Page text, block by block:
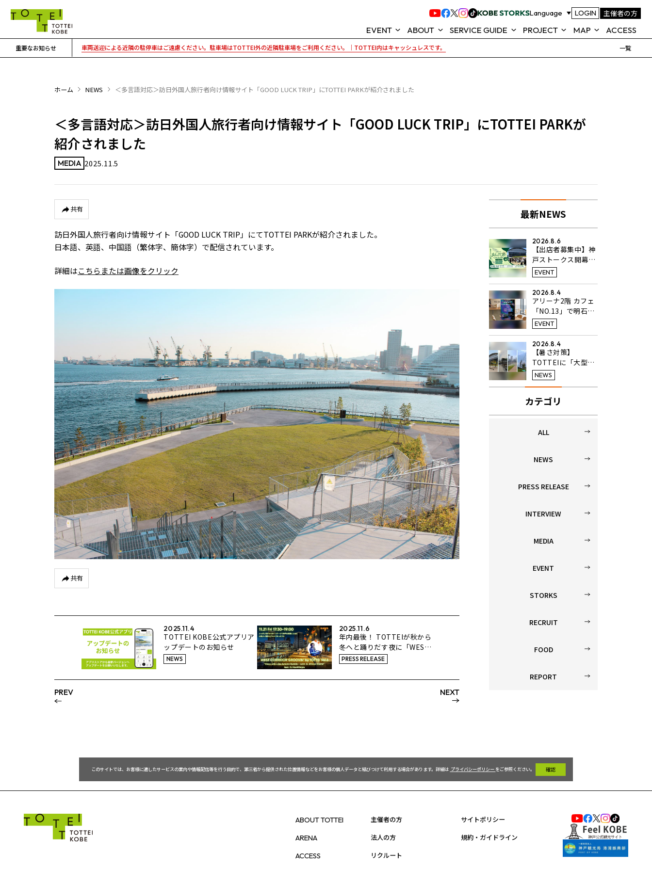
Language LOGIN 主催者の方
EVENT ABOUT
TOTTEI PARK
SERVICE GUIDE
TOTTEI 来場ガイド
PROJECT MAP ACCESS
重要なお知らせ 車両送迎による近隣の駐停車はご遠慮ください。駐車場はTOTTEI外の近隣駐車場をご利用ください。｜TOTTEI内はキャッシュレスです。 一覧
ホーム NEWS ＜多言語対応＞訪日外国人旅行者向け情報サイト「GOOD LUCK TRIP」にTOTTEI PARKが紹介されました
＜多言語対応＞訪日外国人旅行者向け情報サイト「GOOD LUCK TRIP」にTOTTEI PARKが
紹介されました
MEDIA 2025.11.5
共有
訪日外国人旅行者向け情報サイト「GOOD LUCK TRIP」にてTOTTEI PARKが紹介されました。
日本語、英語、中国語（繁体字、簡体字）で配信されています。
詳細はこちらまたは画像をクリック
共有
2025.11.4
TOTTEI KOBE公式アプリア
ップデートのお知らせ
NEWS
2025.11.6
年内最後！ TOTTEIが秋から
冬へと踊りだす夜に「WEST
CORRIDOR GROOVIN’ by
TOTTEI Vol.6」
PRESS RELEASE
PREV NEXT
最新NEWS
2026.8.6
【出店者募集中】神
戸ストークス開幕戦
同日開催のフードフ
ェス「KANSAIまん
ぷく祭 in TOTTEI
PARK」開催決定！
EVENT
2026.8.4
アリーナ2階 カフェ
「NO.13」で明石高
校美術科3年生のア
ート作品展を開催中
EVENT
2026.8.4
【暑さ対策】
TOTTEIに「大型タ
ーフテント」と「ひ
んやりミスト」を設
NEWS
カテゴリ
ALL
NEWS
PRESS RELEASE
INTERVIEW
MEDIA
EVENT
STORKS
RECRUIT
FOOD
REPORT
このサイトでは、お客様に適したサービスの案内や情報配信等を行う目的で、第三者から提供された位置情報などをお客様の個人データと結びつけて利用する場合があります。詳細は プライバシーポリシー をご参照ください。
ABOUT TOTTEI
ARENA
ACCESS
主催者の方
法人の方
リクルート
サイトポリシー
規約・ガイドライン